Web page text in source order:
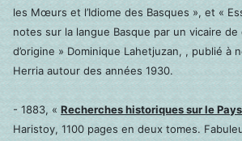
les Mœurs et l’Idiome des Basques », et «
notes sur la langue Basque par un vicaire de
d’origine » Dominique Lahetjuzan, , publié à
Herria autour des années 1930.
- 1883, « Recherches historiques sur le
Haristoy, 1100 pages en deux tomes.